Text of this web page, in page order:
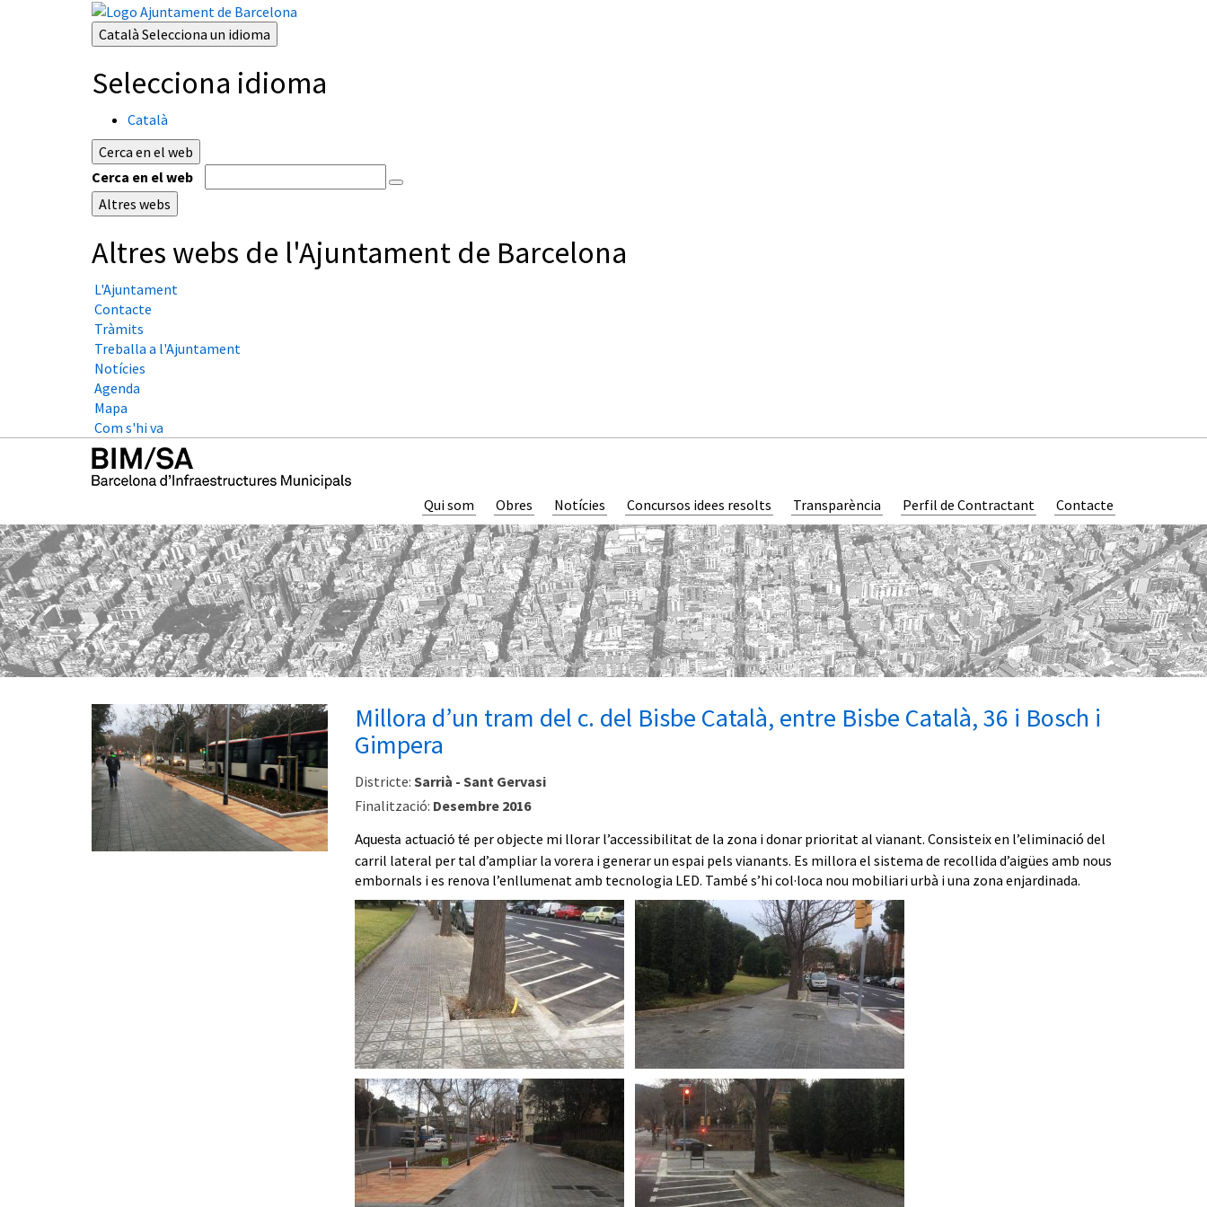
Català Selecciona un idioma
Selecciona idioma
Català
Cerca en el web
Cerca en el web
Altres webs
Altres webs de l'Ajuntament de Barcelona
L'Ajuntament
Contacte
Tràmits
Treballa a l'Ajuntament
Notícies
Agenda
Mapa
Com s'hi va
Qui som Obres Notícies Concursos idees resolts Transparència Perfil de Contractant Contacte
Millora d’un tram del c. del Bisbe Català, entre Bisbe Català, 36 i Bosch i
Gimpera
Districte: Sarrià - Sant Gervasi
Finalització: Desembre 2016
Aquesta actuació té per objecte mi llorar l’accessibilitat de la zona i donar prioritat al vianant. Consisteix en l’eliminació del
carril lateral per tal d’ampliar la vorera i generar un espai pels vianants. Es millora el sistema de recollida d’aigües amb nous
embornals i es renova l’enllumenat amb tecnologia LED. També s’hi col·loca nou mobiliari urbà i una zona enjardinada.